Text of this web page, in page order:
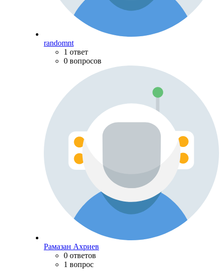
randomnt
1 ответ
0 вопросов
Рамазан Ахриев
0 ответов
1 вопрос